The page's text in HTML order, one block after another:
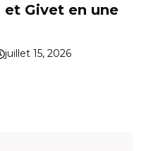
et Givet en une
juillet 15, 2026